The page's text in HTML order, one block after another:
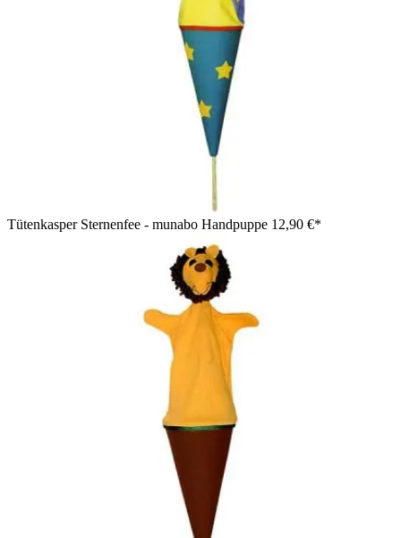
Tütenkasper Sternenfee - munabo Handpuppe 12,90 €*